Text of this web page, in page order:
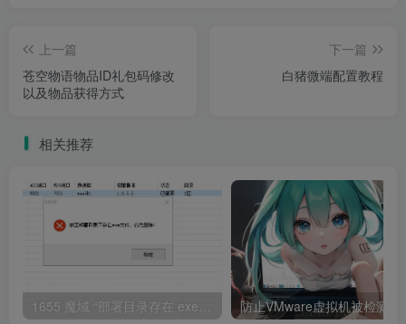
上一篇
苍空物语物品ID礼包码修改
以及物品获得方式
下一篇
白猪微端配置教程
相关推荐